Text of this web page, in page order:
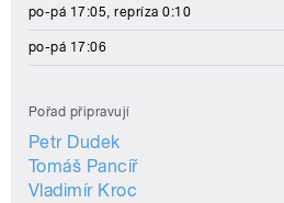
po-pá 17:05, repríza 0:10
po-pá 17:06
Pořad připravují
Petr Dudek
Tomáš Pancíř
Vladimír Kroc